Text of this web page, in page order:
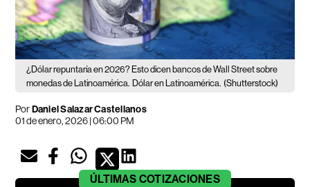
¿Dólar repuntaría en 2026? Esto dicen bancos de Wall Street sobre
monedas de Latinoamérica. Dólar en Latinoamérica. (Shutterstock)
PorDaniel Salazar Castellanos
01 de enero, 2026 | 06:00 PM
ÚLTIMAS COTIZACIONES